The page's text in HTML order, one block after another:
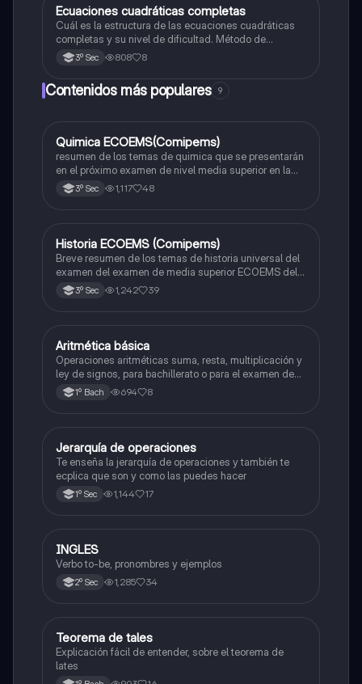
Matemáticas
Ecuaciones cuadráticas completas
Cuál es la estructura de las ecuaciones cuadráticas
completas y su nivel de dificultad. Método de
solucion
3º Sec 808 8
Contenidos más populares 9
Química
Quimica ECOEMS(Comipems)
resumen de los temas de quimica que se presentarán
en el próximo examen de nivel media superior en la
zona metropolitana de el valle de México
3º Sec 1,117 48
Historia
Historia ECOEMS (Comipems)
Breve resumen de los temas de historia universal del
examen del examen de media superior ECOEMS del
valle de México
3º Sec 1,242 39
Matemáticas
Aritmética básica
Operaciones aritméticas suma, resta, multiplicación y
ley de signos, para bachillerato o para el examen de
admisión a la universidad
1º Bach 694 8
Matemáticas
Jerarquía de operaciones
Te enseña la jerarquía de operaciones y también te
ecplica que son y como las puedes hacer
1º Sec 1,144 17
Inglés
INGLES
Verbo to-be, pronombres y ejemplos
2º Sec 1,285 34
Matemáticas
Teorema de tales
Explicación fácil de entender, sobre el teorema de
lates